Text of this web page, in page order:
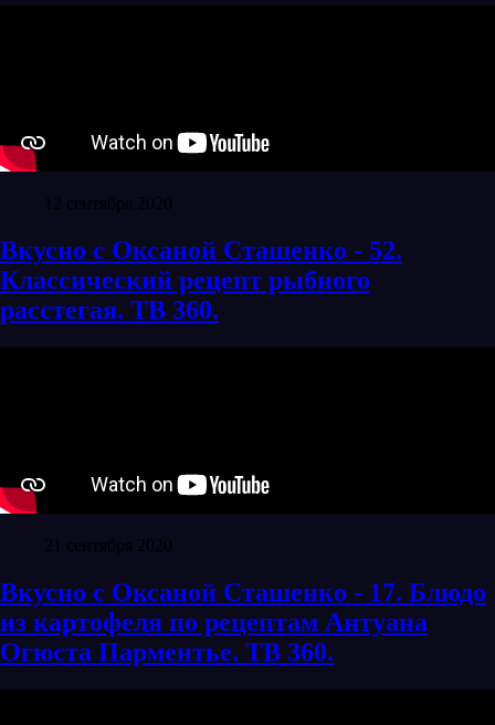
12 сентября 2020
Вкусно с Оксаной Сташенко - 52.
Классический рецепт рыбного
расстегая. ТВ 360.
21 сентября 2020
Вкусно с Оксаной Сташенко - 17. Блюдо
из картофеля по рецептам Антуана
Огюста Парментье. ТВ 360.